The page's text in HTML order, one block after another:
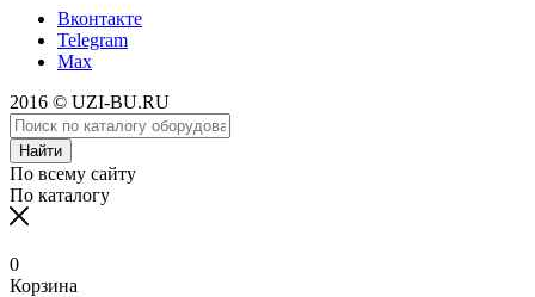
Вконтакте
Telegram
Max
2016 © UZI-BU.RU
Найти
По всему сайту
По каталогу
0
Корзина